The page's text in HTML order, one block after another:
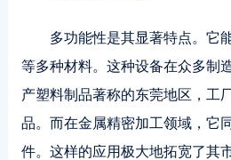
多功能性是其显著特点。它
等多种材料。这种设备在众多制
产塑料制品著称的东莞地区，工
品。而在金属精密加工领域，它
件。这样的应用极大地拓宽了其